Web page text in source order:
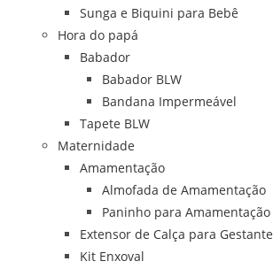
Sunga e Biquini para Bebê
Hora do papá
Babador
Babador BLW
Bandana Impermeável
Tapete BLW
Maternidade
Amamentação
Almofada de Amamentação
Paninho para Amamentação
Extensor de Calça para Gestante
Kit Enxoval